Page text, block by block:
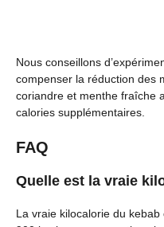
Nous conseillons
compenser la réduction des
coriandre et menthe fraîche
calories supplémentaires.
FAQ
Quelle est la vraie
La vraie kilocalorie du